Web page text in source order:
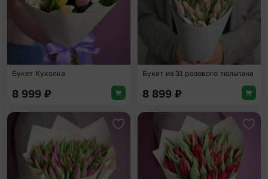
Букет Куколка
8 999 ₽
Букет из 31 розового тюльпана
8 899 ₽
Добавить в избранное